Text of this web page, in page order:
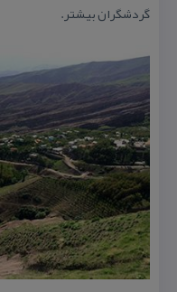
گردشگران بیشتر.